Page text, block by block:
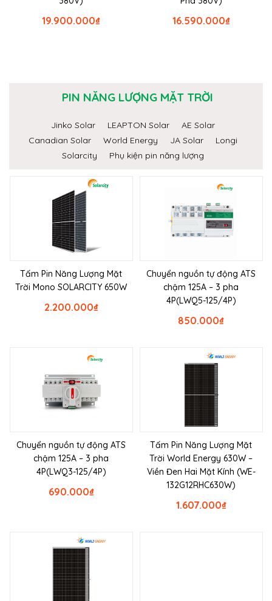
₫
19.900.000 ₫
16.590.000
PIN NĂNG LƯỢNG MẶT TRỜI
Jinko Solar LEAPTON Solar
AE Solar
Canadian Solar
World Energy JA Solar
Longi
Solarcity
Phụ kiện pin năng lượng
Tấm Pin Năng Lượng Mặt
Trời Mono SOLARCITY 650W
₫
2.200.000
Chuyển nguồn tự động ATS
chậm 125A – 3 pha
4P(LWQ5-125/4P)
₫
850.000
Chuyển nguồn tự động ATS
chậm 125A – 3 pha
4P(LWQ3-125/4P)
₫
690.000
Tấm Pin Năng Lượng Mặt
Trời World Energy 630W –
Viền Đen Hai Mặt Kính (WE-
132G12RHC630W)
₫
1.607.000